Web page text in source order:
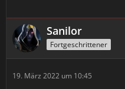
Sanilor
Fortgeschrittener
19. März 2022 um 10:45